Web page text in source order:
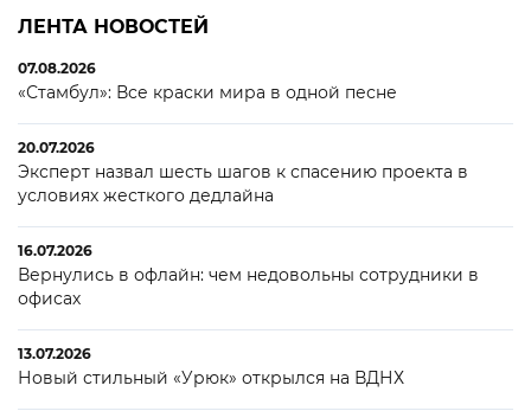
ЛЕНТА НОВОСТЕЙ
07.08.2026
«Стамбул»: Все краски мира в одной песне
20.07.2026
Эксперт назвал шесть шагов к спасению проекта в
условиях жесткого дедлайна
16.07.2026
Вернулись в офлайн: чем недовольны сотрудники в
офисах
13.07.2026
Новый стильный «Урюк» открылся на ВДНХ